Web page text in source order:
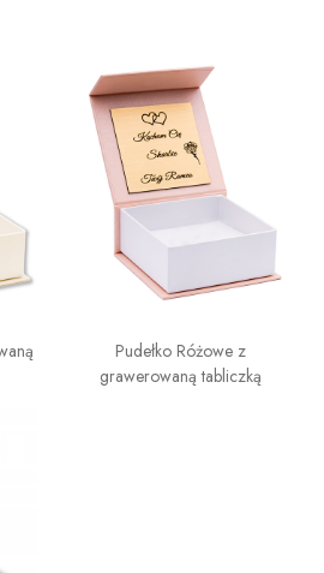
Pudełko Różowe z
grawerowaną tabliczką